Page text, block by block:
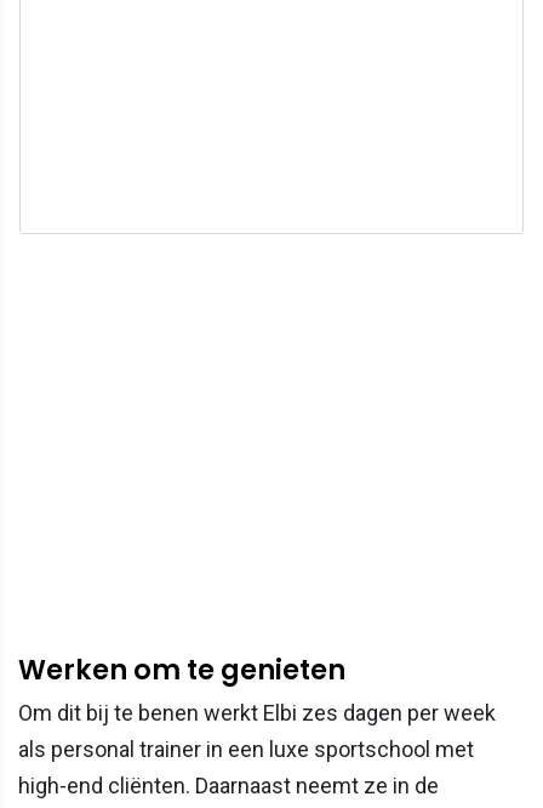
Werken om te genieten
Om dit bij te benen werkt Elbi zes dagen per week
als personal trainer in een luxe sportschool met
high-end cliënten. Daarnaast neemt ze in de